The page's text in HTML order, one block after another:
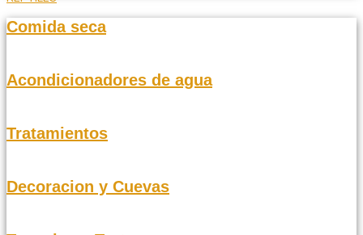
Comida seca
Acondicionadores de agua
Tratamientos
Decoracion y Cuevas